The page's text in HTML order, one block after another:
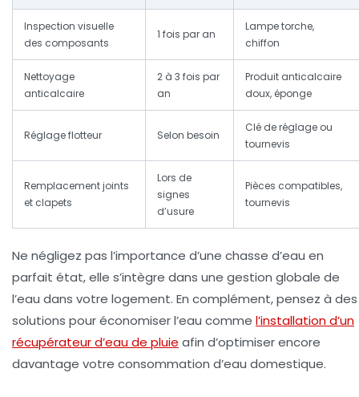
Inspection visuelle
des composants
1 fois par an
Lampe torche,
chiffon
Nettoyage
anticalcaire
2 à 3 fois par
an
Produit anticalcaire
doux, éponge
Réglage flotteur Selon besoin
Clé de réglage ou
tournevis
Remplacement joints
et clapets
Lors de
signes
d’usure
Pièces compatibles,
tournevis
Ne négligez pas l’importance d’une chasse d’eau en
parfait état, elle s’intègre dans une gestion globale de
l’eau dans votre logement. En complément, pensez à des
solutions pour économiser l’eau comme l’installation d’un
récupérateur d’eau de pluie afin d’optimiser encore
davantage votre consommation d’eau domestique.